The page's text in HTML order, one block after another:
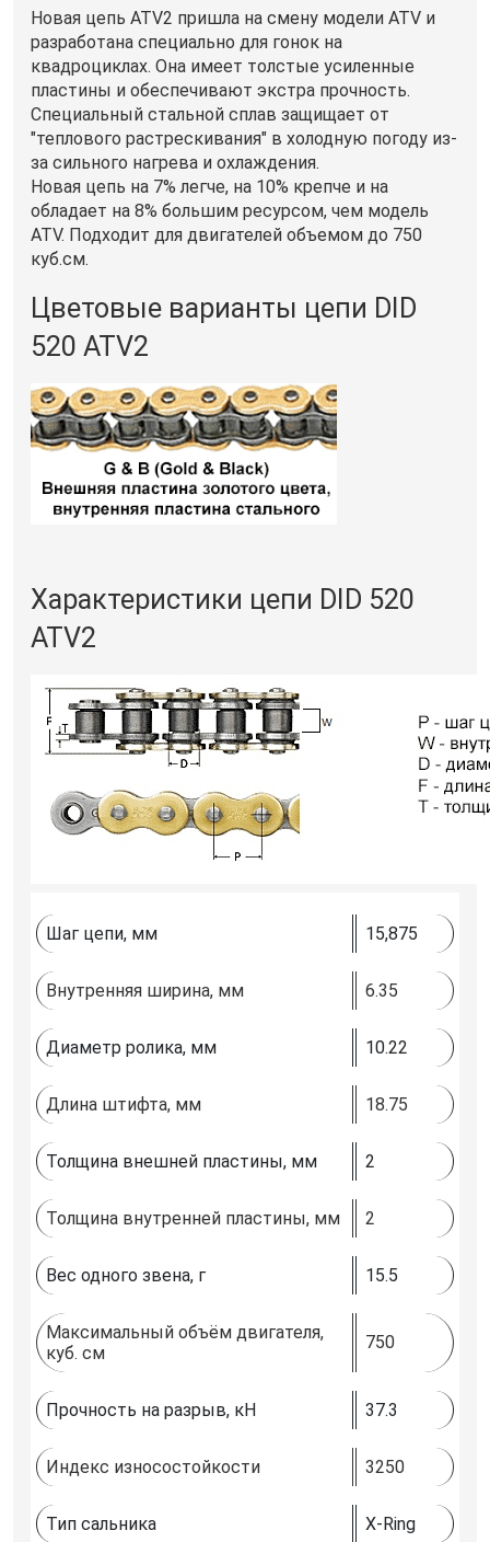
Новая цепь ATV2 пришла на смену модели ATV и
разработана специально для гонок на
квадроциклах. Она имеет толстые усиленные
пластины и обеспечивают экстра прочность.
Специальный стальной сплав защищает от
"теплового растрескивания" в холодную погоду из-
за сильного нагрева и охлаждения.
Новая цепь на 7% легче, на 10% крепче и на
обладает на 8% большим ресурсом, чем модель
ATV. Подходит для двигателей объемом до 750
куб.см.
Цветовые варианты цепи DID
520 ATV2
Характеристики цепи DID 520
ATV2
Шаг цепи, мм 15,875
Внутренняя ширина, мм 6.35
Диаметр ролика, мм 10.22
Длина штифта, мм 18.75
Толщина внешней пластины, мм 2
Толщина внутренней пластины, мм 2
Вес одного звена, г 15.5
Максимальный объём двигателя,
куб. см
750
Прочность на разрыв, кН 37.3
Индекс износостойкости 3250
Тип сальника X-Ring